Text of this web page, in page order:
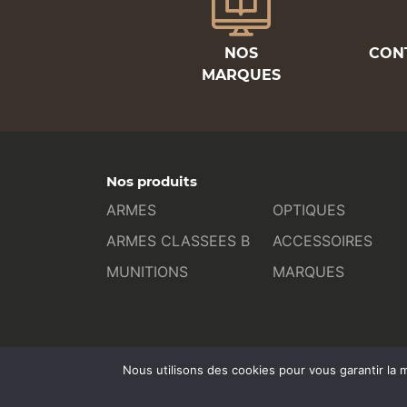
NOS
MARQUES
Nos produits
ARMES
ARMES CLASSEES B
MUNITIONS
OPTIQUES
ACCESSOIRES
MARQUES
Nous utilisons des cookies pour vous garantir